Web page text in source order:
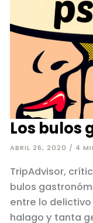
Los bulos
ABRIL 26, 2020 / 4
TripAdvisor,
bulos
entre lo
halago y tanta